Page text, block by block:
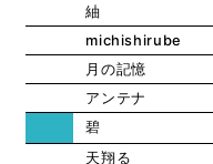
紬
michishirube
月の記憶
アンテナ
碧
天翔る